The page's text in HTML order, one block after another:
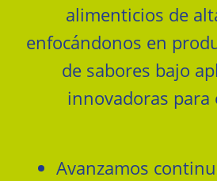
alimenticios de
enfocándonos en
de sabores bajo
innovadoras para
Avanzamos